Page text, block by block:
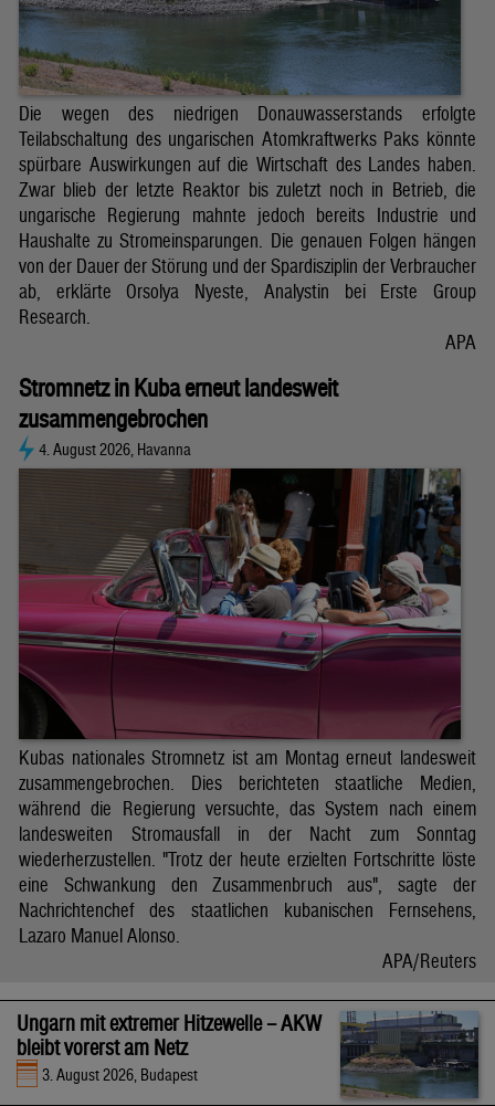
Die wegen des niedrigen Donauwasserstands erfolgte
Teilabschaltung des ungarischen Atomkraftwerks Paks könnte
spürbare Auswirkungen auf die Wirtschaft des Landes haben.
Zwar blieb der letzte Reaktor bis zuletzt noch in Betrieb, die
ungarische Regierung mahnte jedoch bereits Industrie und
Haushalte zu Stromeinsparungen. Die genauen Folgen hängen
von der Dauer der Störung und der Spardisziplin der Verbraucher
ab, erklärte Orsolya Nyeste, Analystin bei Erste Group
Research.
APA
Stromnetz in Kuba erneut landesweit
zusammengebrochen
4. August 2026, Havanna
Kubas nationales Stromnetz ist am Montag erneut landesweit
zusammengebrochen. Dies berichteten staatliche Medien,
während die Regierung versuchte, das System nach einem
landesweiten Stromausfall in der Nacht zum Sonntag
wiederherzustellen. "Trotz der heute erzielten Fortschritte löste
eine Schwankung den Zusammenbruch aus", sagte der
Nachrichtenchef des staatlichen kubanischen Fernsehens,
Lazaro Manuel Alonso.
APA/Reuters
Ungarn mit extremer Hitzewelle – AKW
bleibt vorerst am Netz
3. August 2026, Budapest